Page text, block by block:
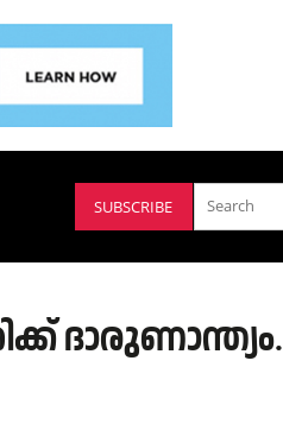
SUBSCRIBE
ദാരുണാന്ത്യം.